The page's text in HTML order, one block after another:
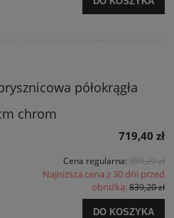
półokrągła
chrom
719,40 zł
Cena regularna: 959,20 zł
Najniższa cena z 30 dni przed
obniżką:839,20 zł
DO KOSZYKA